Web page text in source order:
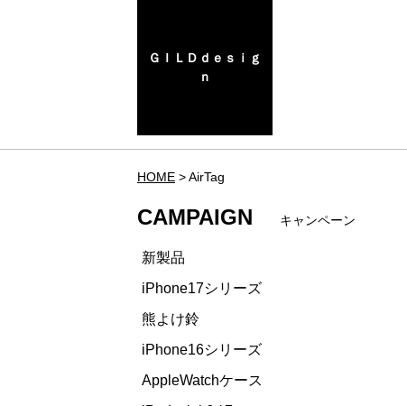
ＧＩＬＤｄｅｓｉｇ
ｎ
HOME AirTag
CAMPAIGN キャンペーン
新製品
iPhone17シリーズ
熊よけ鈴
iPhone16シリーズ
AppleWatchケース